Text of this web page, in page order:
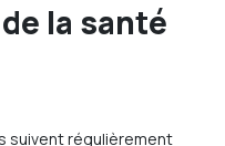
la santé
suivent régulièrement